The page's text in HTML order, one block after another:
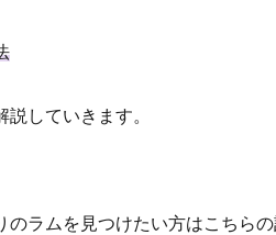
説していきます。
のラムを見つけたい方はこちらの